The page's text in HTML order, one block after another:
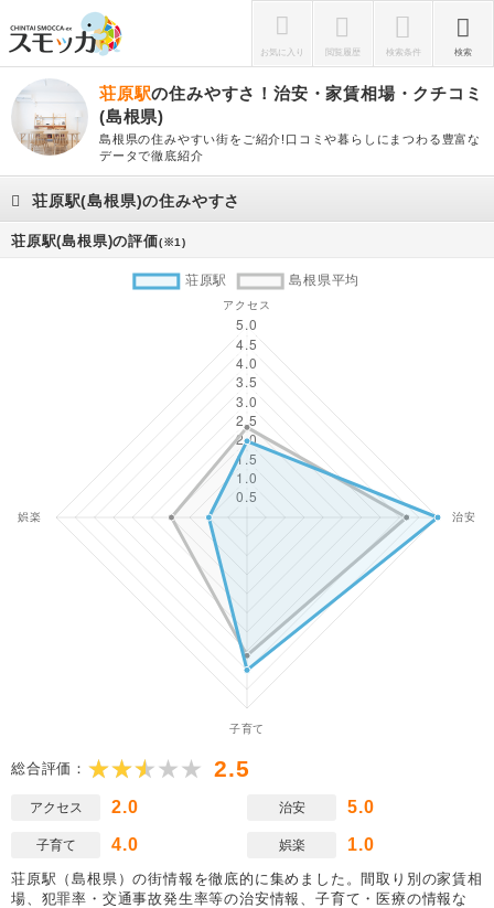
お気に入り 閲覧履歴 検索条件 検索
荘原駅の住みやすさ！治安・家賃相場・クチコミ
(島根県)
島根県の住みやすい街をご紹介!口コミや暮らしにまつわる豊富な
データで徹底紹介
荘原駅(島根県)の住みやすさ
荘原駅(島根県)の評価(※1)
総合評価： 2.5
アクセス 2.0 治安 5.0
子育て 4.0 娯楽 1.0
荘原駅（島根県）の街情報を徹底的に集めました。間取り別の家賃相
場、犯罪率・交通事故発生率等の治安情報、子育て・医療の情報な